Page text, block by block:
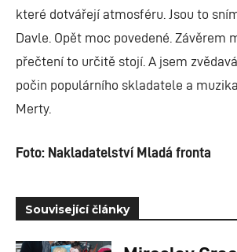
které dotvářejí atmosféru. Jsou to
Davle. Opět moc povedené. Závěrem
přečtení to určitě stojí. A jsem
počin populárního skladatele a
Merty.
Foto: Nakladatelství Mladá fronta
Související články